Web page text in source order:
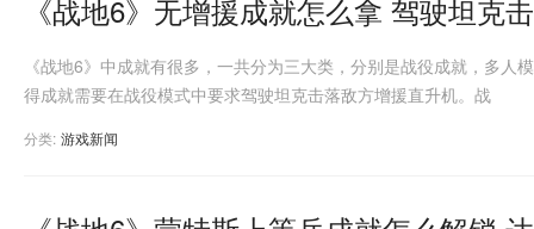
《战地6》无增援成就怎么拿 驾驶坦克
《战地6》中成就有很多，一共分为三大类，分别是战役成就，多
得成就需要在战役模式中要求驾驶坦克击落敌方增援直升机。战
分类: 游戏新闻